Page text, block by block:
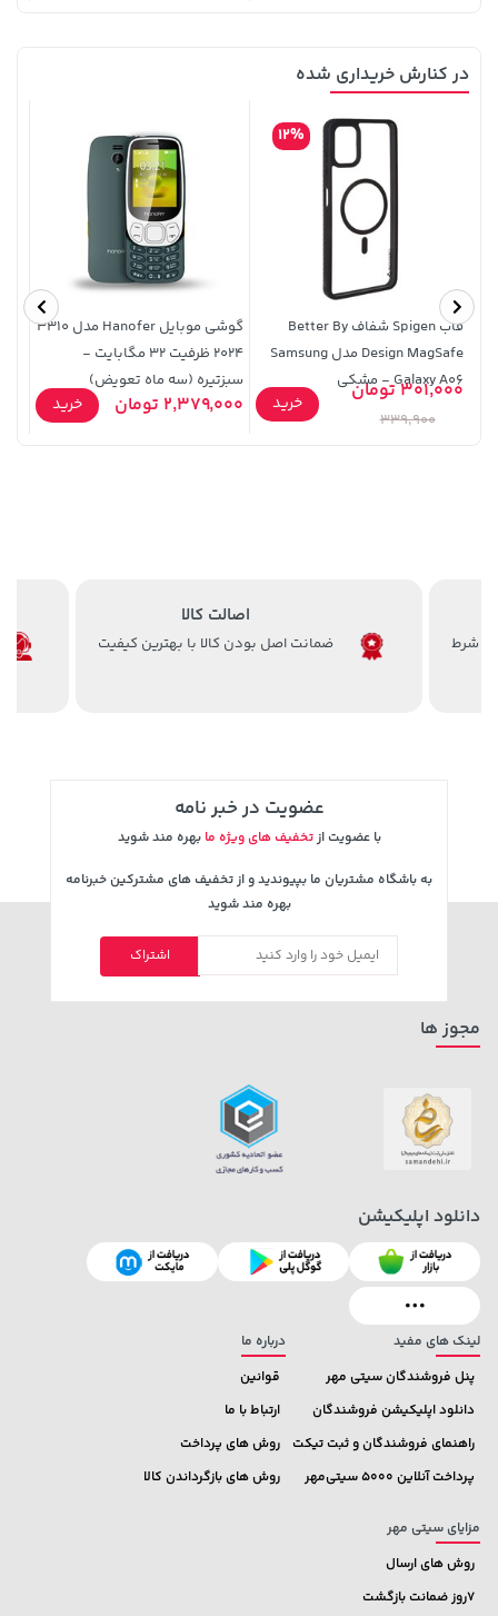
108,000 تومان
119,900
خرید 27,980,000 تومان خرید
خرید 23,880,000 تومان
129,000 تومان
145,900
خرید 1,109,000 تومان
در کنارش خریداری شده
قاب Spigen شفاف Better By
Design MagSafe مدل Samsung
Galaxy A06 - مشکی
12%
301,000 تومان
339,900
خرید
گوشی موبایل Hanofer مدل 3310
2024 ظرفیت 32 مگابایت -
سبزتیره (سه ماه تعویض)
2,379,000 تومان خرید
اصالت کالا
ضمانت اصل بودن کالا با بهترین کیفیت
عضویت در خبر نامه
با عضویت ازتخفیف های ویژه ما بهره مند شوید
به باشگاه مشتریان ما بپیوندید و از تخفیف های مشترکین خبرنامه
بهره مند شوید
اشتراک
لینک های مفید
پنل فروشندگان سیتی مهر
دانلود اپلیکیشن فروشندگان
راهنمای فروشندگان و ثبت تیکت
پرداخت آنلاین 5000 سیتی‌مهر
درباره ما
قوانین
ارتباط با ما
روش های پرداخت
روش های بازگرداندن کالا
مزایای سیتی مهر
روش های ارسال
7روز ضمانت بازگشت
مجوز ها
دانلود اپلیکیشن